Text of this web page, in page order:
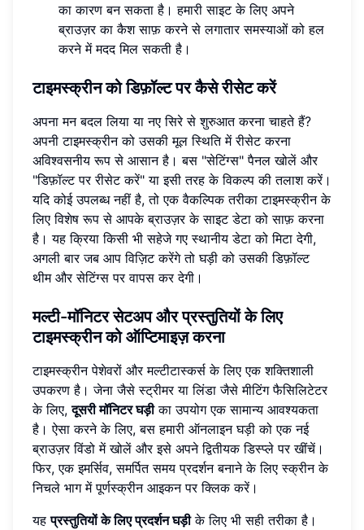
का कारण बन सकता है। हमारी साइट के लिए अपने
ब्राउज़र का कैश साफ़ करने से लगातार समस्याओं को हल
करने में मदद मिल सकती है।
टाइमस्क्रीन को डिफ़ॉल्ट पर कैसे रीसेट करें
अपना मन बदल लिया या नए सिरे से शुरुआत करना चाहते हैं?
अपनी टाइमस्क्रीन को उसकी मूल स्थिति में रीसेट करना
अविश्वसनीय रूप से आसान है। बस "सेटिंग्स" पैनल खोलें और
"डिफ़ॉल्ट पर रीसेट करें" या इसी तरह के विकल्प की तलाश करें।
यदि कोई उपलब्ध नहीं है, तो एक वैकल्पिक तरीका टाइमस्क्रीन के
लिए विशेष रूप से आपके ब्राउज़र के साइट डेटा को साफ़ करना
है। यह क्रिया किसी भी सहेजे गए स्थानीय डेटा को मिटा देगी,
अगली बार जब आप विज़िट करेंगे तो घड़ी को उसकी डिफ़ॉल्ट
थीम और सेटिंग्स पर वापस कर देगी।
मल्टी-मॉनिटर सेटअप और प्रस्तुतियों के लिए
टाइमस्क्रीन को ऑप्टिमाइज़ करना
टाइमस्क्रीन पेशेवरों और मल्टीटास्कर्स के लिए एक शक्तिशाली
उपकरण है। जेना जैसे स्ट्रीमर या लिंडा जैसे मीटिंग फैसिलिटेटर
के लिए,दूसरी मॉनिटर घड़ीका उपयोग एक सामान्य आवश्यकता
है। ऐसा करने के लिए, बस हमारी ऑनलाइन घड़ी को एक नई
ब्राउज़र विंडो में खोलें और इसे अपने द्वितीयक डिस्प्ले पर खींचें।
फिर, एक इमर्सिव, समर्पित समय प्रदर्शन बनाने के लिए स्क्रीन के
निचले भाग में पूर्णस्क्रीन आइकन पर क्लिक करें।
यहप्रस्तुतियों के लिए प्रदर्शन घड़ीके लिए भी सही तरीका है।